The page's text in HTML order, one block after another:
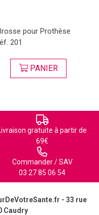
pour Prothèse
201
PANIER
gratuite à partir de
69€
Commander / SAV
03 27 85 06 54
- 33 rue
Caudry